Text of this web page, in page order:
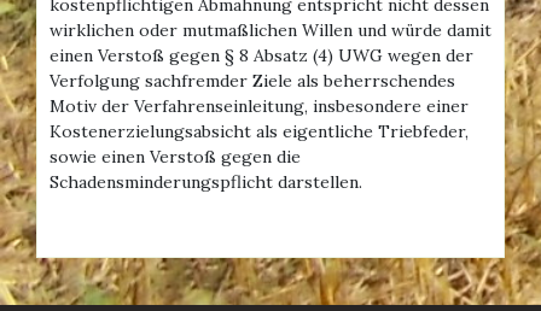
wirklichen oder mutmaßlichen Willen und würde damit
einen Verstoß gegen § 8 Absatz (4) UWG wegen der
Verfolgung sachfremder Ziele als beherrschendes
Motiv der Verfahrenseinleitung, insbesondere einer
Kostenerzielungsabsicht als eigentliche Triebfeder,
sowie einen Verstoß gegen die
Schadensminderungspflicht darstellen.